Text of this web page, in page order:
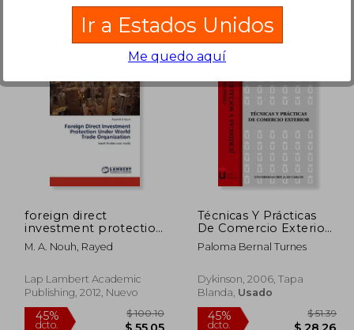
dcto. $ 190.27
45%
dcto.
foreign direct
investment protection
under world trade
orqanization (en
M. A. Nouh, Rayed
Lap Lambert Academic
Publishing, 2012, Nuevo
Técnicas Y Prácticas
De Comercio Exterior
(Colección Cc.
Jurídicas y Sociales de
Paloma Bernal Turnes
Dykinson, 2006, Tapa
Blanda, Usado
Ir a Estados Unidos
Me quedo aquí